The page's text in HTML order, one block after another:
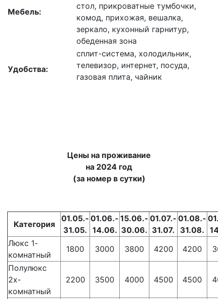
Мебель:
стол, прикроватные тумбочки,
комод, прихожая, вешалка,
зеркало, кухонный гарнитур,
обеденная зона
Удобства:
сплит-система, холодильник,
телевизор, интернет, посуда,
газовая плита, чайник
Цены на проживание
на 2024 год
(за номер в сутки)
Категория
01.05.-
31.05.
01.06.-
14.06.
15.06.-
30.06.
01.07.-
31.07.
01.08.-
31.08.
Люкс 1-
комнатный
1800 3000 3800 4200 4200
Полулюкс
2х-
комнатный
2200 3500 4000 4500 4500